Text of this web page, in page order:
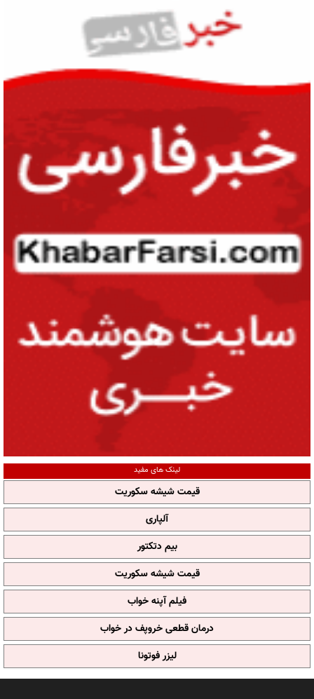
لینک های مفید
قیمت شیشه سکوریت
آلپاری
بیم دتکتور
قیمت شیشه سکوریت
فیلم آپنه خواب
درمان قطعی خروپف در خواب
لیزر فوتونا